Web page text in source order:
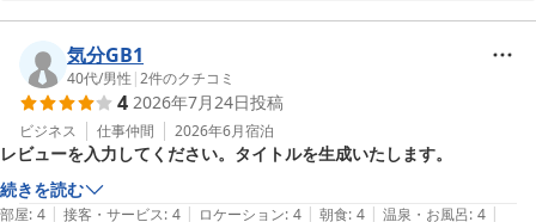
頑張って正解とおっしゃっていただき、ホッとしております。
温泉で疲れを癒していただけたでしょうか。
また山梨にお越しの機会がございましたら、ぜひお泊りください。
従業員一同心よりお待ちしております。
ホテル 昭和＜山梨県＞
2026-05-15
気分GB1
40代/男性 |2件のクチコミ
4 2026年7月24日投稿
ビジネス 仕事仲間 2026年6月宿泊
レビューを入力してください。タイトルを生成いたします。
続きを読む
部屋: 4 | 接客・サービス: 4 | ロケーション: 4 | 朝食: 4 | 温泉・お風呂: 4 |